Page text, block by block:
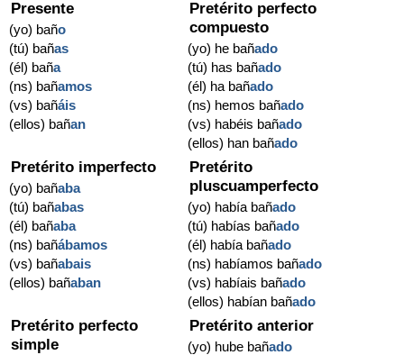
Presente
(yo) baño
(tú) bañas
(él) baña
(ns) bañamos
(vs) bañáis
(ellos) bañan
Pretérito perfecto
compuesto
(yo) he bañado
(tú) has bañado
(él) ha bañado
(ns) hemos bañado
(vs) habéis bañado
(ellos) han bañado
Pretérito imperfecto
(yo) bañaba
(tú) bañabas
(él) bañaba
(ns) bañábamos
(vs) bañabais
(ellos) bañaban
Pretérito
pluscuamperfecto
(yo) había bañado
(tú) habías bañado
(él) había bañado
(ns) habíamos bañado
(vs) habíais bañado
(ellos) habían bañado
Pretérito perfecto
simple
Pretérito anterior
(yo) hube bañado